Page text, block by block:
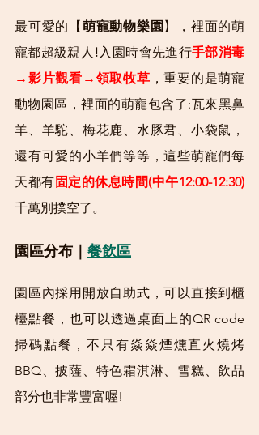
最可愛的【萌寵動物樂園 】，裡面的萌
寵都超級親人 !入園時會先進行手部消毒
→影片觀看→領取牧草 ，重要的是萌寵
動物園區，裡面的萌寵包含了:瓦來黑鼻
羊、羊駝、梅花鹿、水豚君、小袋鼠，
還有可愛的小羊們等等，這些萌寵們每
天都有 固定的休息時間(中午12:00-12:30)
千萬別撲空了。
園區分布｜ 餐飲區
園區內採用開放自助式，可以直接到櫃
檯點餐，也可以透過桌面上的QR code
掃碼點餐，不只有焱焱煙燻直火燒烤
BBQ、披薩、特色霜淇淋、雪糕、飲品
部分也非常豐富喔!